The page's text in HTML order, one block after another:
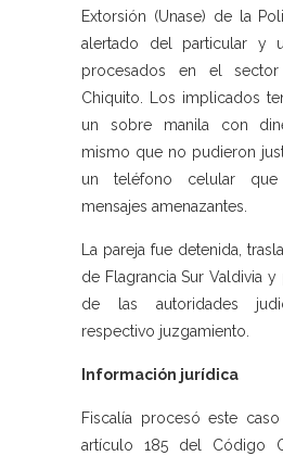
Extorsión (Unase) de la
alertado del particular y
procesados en el sector
Chiquito. Los implicados
un sobre manila con
mismo que no pudieron
un teléfono celular
mensajes amenazantes.
La pareja fue detenida,
de Flagrancia Sur Valdivia
de las autoridades
respectivo juzgamiento.
Información jurídica
Fiscalía procesó este
artículo 185 del Código